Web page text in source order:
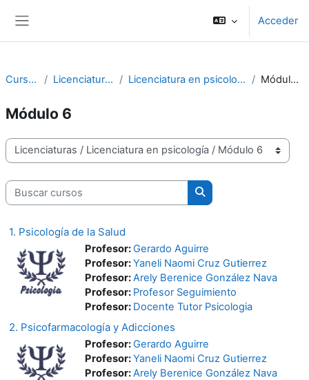
Acceder
Cursos Licenciaturas Licenciatura en psicología Módulo 6
Módulo 6
Categorías
Buscar cursos
Buscar cursos
1. Psicología de la Salud
Profesor:Gerardo Aguirre
Profesor:Yaneli Naomi Cruz Gutierrez
Profesor:Arely Berenice González Nava
Profesor: Profesor Seguimiento
Profesor: Docente Tutor Psicologia
2. Psicofarmacología y Adicciones
Profesor:Gerardo Aguirre
Profesor:Yaneli Naomi Cruz Gutierrez
Profesor:Arely Berenice González Nava